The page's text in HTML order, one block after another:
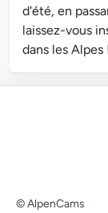
d'été, en
laissez-vous
dans les Alpes
© AlpenCams